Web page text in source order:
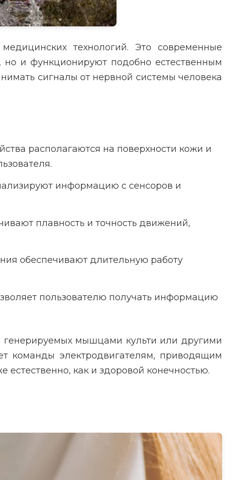
технологий. Это современные
но и функционируют подобно естественным
сигналы от нервной системы человека
располагаются на поверхности кожи и
информацию с сенсоров и
плавность и точность движений,
обеспечивают длительную работу
пользователю получать информацию
генерируемых мышцами культи или другими
команды электродвигателям, приводящим
естественно, как и здоровой конечностью.